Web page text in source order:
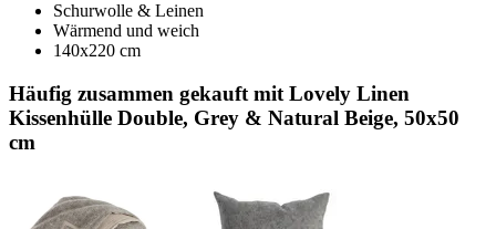
Schurwolle & Leinen
Wärmend und weich
140x220 cm
Häufig zusammen gekauft mit Lovely Linen
Kissenhülle Double, Grey & Natural Beige, 50x50
cm